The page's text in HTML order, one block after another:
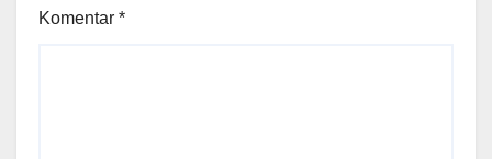
Komentar *